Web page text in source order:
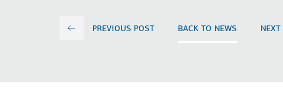
PREVIOUS POST BACK TO NEWS